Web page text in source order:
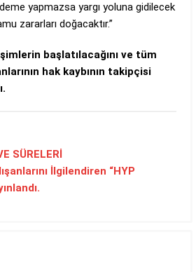
yapmazsa yargı yoluna gidilecek
zararları doğacaktır.”
başlatılacağını ve tüm
hak kaybının takipçisi
SÜRELERİ
İlgilendiren “HYP